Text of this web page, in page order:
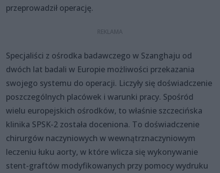
przeprowadził operację.
Specjaliści z ośrodka badawczego w Szanghaju od
dwóch lat badali w Europie możliwości przekazania
swojego systemu do operacji. Liczyły się doświadczenie
poszczególnych placówek i warunki pracy. Spośród
wielu europejskich ośrodków, to właśnie szczecińska
klinika SPSK-2 została doceniona. To doświadczenie
chirurgów naczyniowych w wewnątrznaczyniowym
leczeniu łuku aorty, w które wlicza się wykonywanie
stent-graftów modyfikowanych przy pomocy wydruku